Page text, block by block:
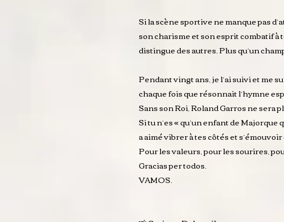
Si la scène sportive ne manque pas
son charisme et son esprit combatif
distingue des autres. Plus qu’un
Pendant vingt ans, je l’ai suivi et me
chaque fois que résonnait l’hymne
Sans son Roi, Roland Garros ne sera
Si tu n’es « qu’un enfant de
a aimé vibrer à tes côtés et
Pour les valeurs, pour les sourires,
Gracias per todos.
VAMOS.